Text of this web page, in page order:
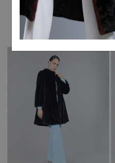
CAPPOTTO IN VISONE
3739.01 5341.44$